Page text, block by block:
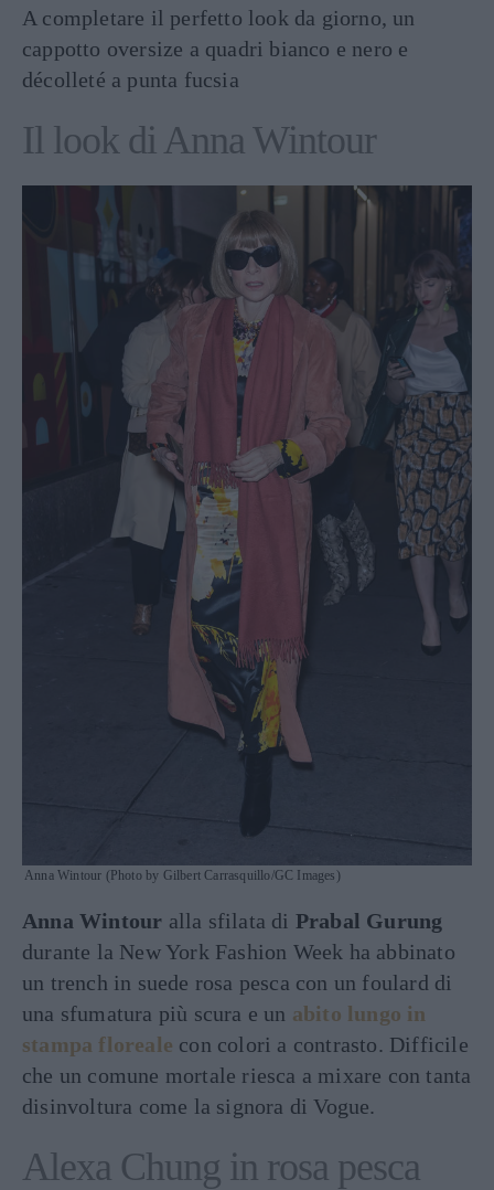
A completare il perfetto look da giorno, un
cappotto oversize a quadri bianco e nero e
décolleté a punta fucsia
Il look di Anna Wintour
Anna Wintour (Photo by Gilbert Carrasquillo/GC Images)
Anna Wintour alla sfilata di Prabal Gurung
durante la New York Fashion Week ha abbinato
un trench in suede rosa pesca con un foulard di
una sfumatura più scura e un abito lungo in
stampa floreale con colori a contrasto. Difficile
che un comune mortale riesca a mixare con tanta
disinvoltura come la signora di Vogue.
Alexa Chung in rosa pesca